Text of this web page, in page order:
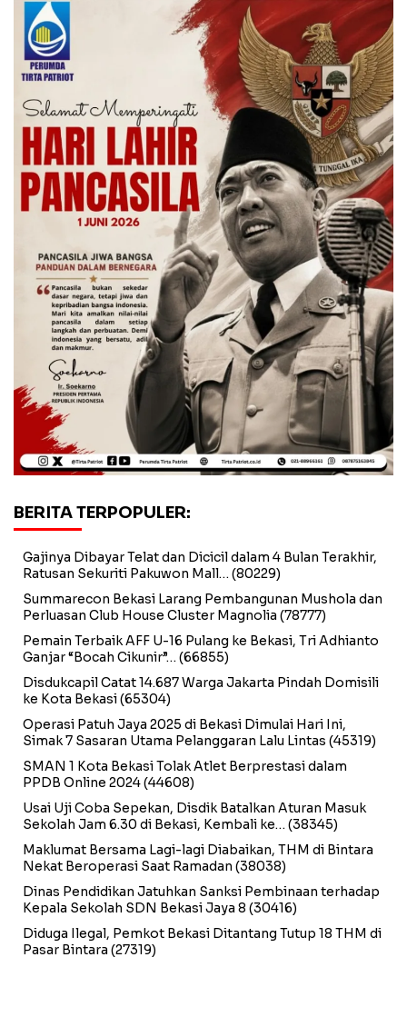
BERITA TERPOPULER:
Gajinya Dibayar Telat dan Dicicil dalam 4 Bulan Terakhir,
Ratusan Sekuriti Pakuwon Mall… (80229)
Summarecon Bekasi Larang Pembangunan Mushola dan
Perluasan Club House Cluster Magnolia (78777)
Pemain Terbaik AFF U-16 Pulang ke Bekasi, Tri Adhianto
Ganjar “Bocah Cikunir”… (66855)
Disdukcapil Catat 14.687 Warga Jakarta Pindah Domisili
ke Kota Bekasi(65304)
Operasi Patuh Jaya 2025 di Bekasi Dimulai Hari Ini,
Simak 7 Sasaran Utama Pelanggaran Lalu Lintas (45319)
SMAN 1 Kota Bekasi Tolak Atlet Berprestasi dalam
PPDB Online 2024(44608)
Usai Uji Coba Sepekan, Disdik Batalkan Aturan Masuk
Sekolah Jam 6.30 di Bekasi, Kembali ke… (38345)
Maklumat Bersama Lagi-lagi Diabaikan, THM di Bintara
Nekat Beroperasi Saat Ramadan (38038)
Dinas Pendidikan Jatuhkan Sanksi Pembinaan terhadap
Kepala Sekolah SDN Bekasi Jaya 8 (30416)
Diduga Ilegal, Pemkot Bekasi Ditantang Tutup 18 THM di
Pasar Bintara (27319)